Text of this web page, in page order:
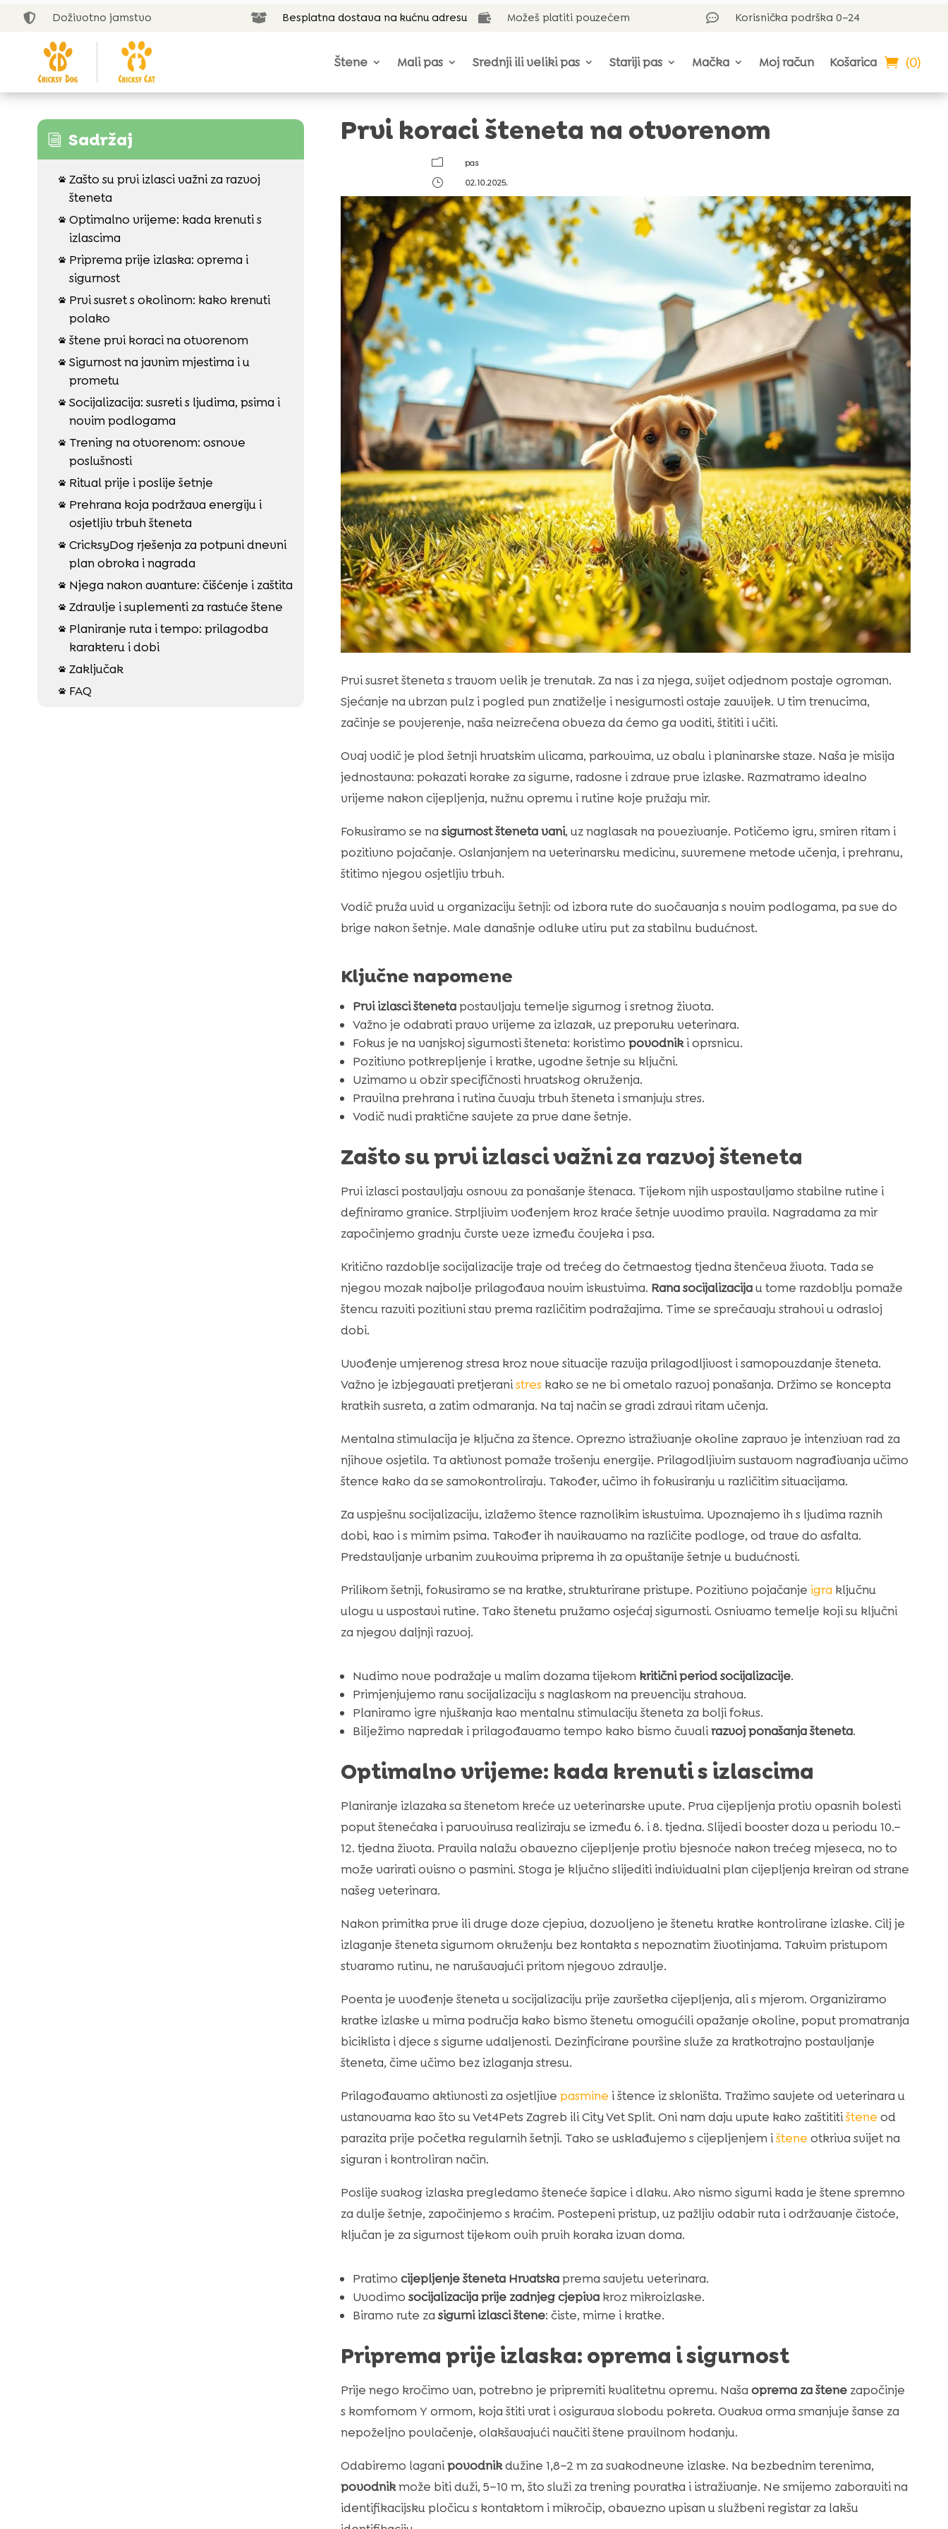
 Doživotno jamstvo  Besplatna dostava na kućnu adresu  Možeš platiti pouzećem  Korisnička podrška 0–24
Štene Mali pas Srednji ili veliki pas Stariji pas Mačka Moj račun Košarica (0)
i Sadržaj
 Zašto su prvi izlasci važni za razvoj
šteneta
 Optimalno vrijeme: kada krenuti s
izlascima

Priprema prije izlaska: oprema i
sigurnost

Prvi susret s okolinom: kako krenuti
polako
 štene prvi koraci na otvorenom
 Sigurnost na javnim mjestima i u
prometu
 Socijalizacija: susreti s ljudima, psima i
novim podlogama

Trening na otvorenom: osnove
poslušnosti
 Ritual prije i poslije šetnje

Prehrana koja podržava energiju i
osjetljiv trbuh šteneta
 CricksyDog rješenja za potpuni dnevni
plan obroka i nagrada
 Njega nakon avanture: čišćenje i zaštita
 Zdravlje i suplementi za rastuće štene

Planiranje ruta i tempo: prilagodba
karakteru i dobi
 Zaključak
 FAQ
Prvi koraci šteneta na otvorenom
m
pas
}
02.10.2025.
Prvi susret šteneta s travom velik je trenutak. Za nas i za njega, svijet odjednom postaje ogroman.
Sjećanje na ubrzan pulz i pogled pun znatiželje i nesigurnosti ostaje zauvijek. U tim trenucima,
začinje se povjerenje, naša neizrečena obveza da ćemo ga voditi, štititi i učiti.
Ovaj vodič je plod šetnji hrvatskim ulicama, parkovima, uz obalu i planinarske staze. Naša je misija
jednostavna: pokazati korake za sigurne, radosne i zdrave prve izlaske. Razmatramo idealno
vrijeme nakon cijepljenja, nužnu opremu i rutine koje pružaju mir.
Fokusiramo se na sigurnost šteneta vani, uz naglasak na povezivanje. Potičemo igru, smiren ritam i
pozitivno pojačanje. Oslanjanjem na veterinarsku medicinu, suvremene metode učenja, i prehranu,
štitimo njegov osjetljiv trbuh.
Vodič pruža uvid u organizaciju šetnji: od izbora rute do suočavanja s novim podlogama, pa sve do
brige nakon šetnje. Male današnje odluke utiru put za stabilnu budućnost.
Ključne napomene
Prvi izlasci štenetapostavljaju temelje sigurnog i sretnog života.
Važno je odabrati pravo vrijeme za izlazak, uz preporuku veterinara.
Fokus je na vanjskoj sigurnosti šteneta: koristimo povodniki oprsnicu.
Pozitivno potkrepljenje i kratke, ugodne šetnje su ključni.
Uzimamo u obzir specifičnosti hrvatskog okruženja.
Pravilna prehrana i rutina čuvaju trbuh šteneta i smanjuju stres.
Vodič nudi praktične savjete za prve dane šetnje.
Zašto su prvi izlasci važni za razvoj šteneta
Prvi izlasci postavljaju osnovu za ponašanje štenaca. Tijekom njih uspostavljamo stabilne rutine i
definiramo granice. Strpljivim vođenjem kroz kraće šetnje uvodimo pravila. Nagradama za mir
započinjemo gradnju čvrste veze između čovjeka i psa.
Kritično razdoblje socijalizacije traje od trećeg do četrnaestog tjedna štenčeva života. Tada se
njegov mozak najbolje prilagođava novim iskustvima. Rana socijalizacijau tome razdoblju pomaže
štencu razviti pozitivni stav prema različitim podražajima. Time se sprečavaju strahovi u odrasloj
dobi.
Uvođenje umjerenog stresa kroz nove situacije razvija prilagodljivost i samopouzdanje šteneta.
Važno je izbjegavati pretjeranistreskako se ne bi ometalo razvoj ponašanja. Držimo se koncepta
kratkih susreta, a zatim odmaranja. Na taj način se gradi zdravi ritam učenja.
Mentalna stimulacija je ključna za štence. Oprezno istraživanje okoline zapravo je intenzivan rad za
njihove osjetila. Ta aktivnost pomaže trošenju energije. Prilagodljivim sustavom nagrađivanja učimo
štence kako da se samokontroliraju. Također, učimo ih fokusiranju u različitim situacijama.
Za uspješnu socijalizaciju, izlažemo štence raznolikim iskustvima. Upoznajemo ih s ljudima raznih
dobi, kao i s mirnim psima. Također ih navikavamo na različite podloge, od trave do asfalta.
Predstavljanje urbanim zvukovima priprema ih za opuštanije šetnje u budućnosti.
Prilikom šetnji, fokusiramo se na kratke, strukturirane pristupe. Pozitivno pojačanje igra ključnu
ulogu u uspostavi rutine. Tako štenetu pružamo osjećaj sigurnosti. Osnivamo temelje koji su ključni
za njegov daljnji razvoj.
Nudimo nove podražaje u malim dozama tijekom kritični period socijalizacije.
Primjenjujemo ranu socijalizaciju s naglaskom na prevenciju strahova.
Planiramo igre njuškanja kao mentalnu stimulaciju šteneta za bolji fokus.
Bilježimo napredak i prilagođavamo tempo kako bismo čuvalirazvoj ponašanja šteneta.
Optimalno vrijeme: kada krenuti s izlascima
Planiranje izlazaka sa štenetom kreće uz veterinarske upute. Prva cijepljenja protiv opasnih bolesti
poput štenećaka i parvovirusa realiziraju se između 6. i 8. tjedna. Slijedi booster doza u periodu 10.–
12. tjedna života. Pravila nalažu obavezno cijepljenje protiv bjesnoće nakon trećeg mjeseca, no to
može varirati ovisno o pasmini. Stoga je ključno slijediti individualni plan cijepljenja kreiran od strane
našeg veterinara.
Nakon primitka prve ili druge doze cjepiva, dozvoljeno je štenetu kratke kontrolirane izlaske. Cilj je
izlaganje šteneta sigurnom okruženju bez kontakta s nepoznatim životinjama. Takvim pristupom
stvaramo rutinu, ne narušavajući pritom njegovo zdravlje.
Poenta je uvođenje šteneta u socijalizaciju prije završetka cijepljenja, ali s mjerom. Organiziramo
kratke izlaske u mirna područja kako bismo štenetu omogućili opažanje okoline, poput promatranja
biciklista i djece s sigurne udaljenosti. Dezinficirane površine služe za kratkotrajno postavljanje
šteneta, čime učimo bez izlaganja stresu.
Prilagođavamo aktivnosti za osjetljive pasmine i štence iz skloništa. Tražimo savjete od veterinara u
ustanovama kao što su Vet4Pets Zagreb ili City Vet Split. Oni nam daju upute kako zaštititištene od
parazita prije početka regularnih šetnji. Tako se usklađujemo s cijepljenjem ištene otkriva svijet na
siguran i kontroliran način.
Poslije svakog izlaska pregledamo šteneće šapice i dlaku. Ako nismo sigurni kada je štene spremno
za dulje šetnje, započinjemo s kraćim. Postepeni pristup, uz pažljiv odabir ruta i održavanje čistoće,
ključan je za sigurnost tijekom ovih prvih koraka izvan doma.
Pratimo cijepljenje šteneta Hrvatskaprema savjetu veterinara.
Uvodimo socijalizacija prije zadnjeg cjepivakroz mikroizlaske.
Biramo rute za sigurni izlasci štene: čiste, mirne i kratke.
Priprema prije izlaska: oprema i sigurnost
Prije nego kročimo van, potrebno je pripremiti kvalitetnu opremu. Naša oprema za štenezapočinje
s komfornom Y ormom, koja štiti vrat i osigurava slobodu pokreta. Ovakva orma smanjuje šanse za
nepoželjno povlačenje, olakšavajući naučiti štene pravilnom hodanju.
Odabiremo laganipovodnikdužine 1,8–2 m za svakodnevne izlaske. Na bezbednim terenima,
povodnikmože biti duži, 5–10 m, što služi za trening povratka i istraživanje. Ne smijemo zaboraviti na
identifikacijsku pločicu s kontaktom i mikročip, obavezno upisan u službeni registar za lakšu